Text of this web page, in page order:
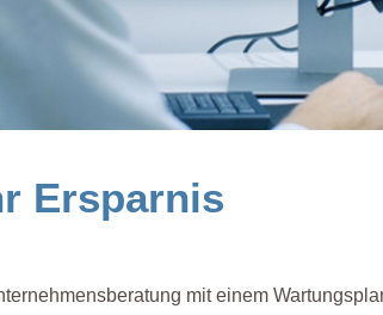
Ersparnis
mit einem